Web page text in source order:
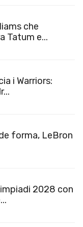
che
Tatum e...
i Warriors:
forma, LeBron
2028 con